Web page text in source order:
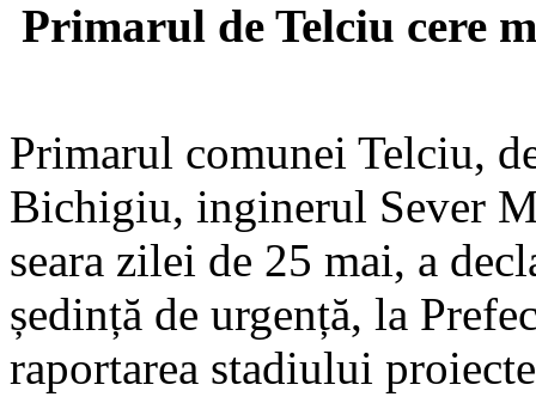
Primarul de Telciu cere
Primarul comunei Telciu,
Bichigiu, inginerul Sever
seara zilei de 25 mai, a
ședință de urgență, la
raportarea stadiului